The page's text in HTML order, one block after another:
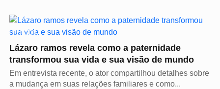
CULTURA
Lázaro ramos revela como a paternidade
transformou sua vida e sua visão de mundo
Em entrevista recente, o ator compartilhou detalhes sobre
a mudança em suas relações familiares e como...